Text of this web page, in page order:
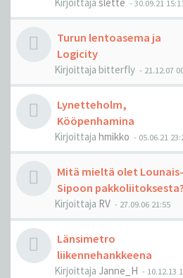
-30.09.21 15:11
Turun lentoasema ja
Logicity
Kirjoittaja bitterfly - 21.12.07
Lynetteholm,
Kööpenhamina
Kirjoittaja hmikko - 05.06.21
Mitä mieltä olet Lounais-
Sipoon pakkoliitoksesta?
Kirjoittaja RV - 27.09.06 21:55
Länsimetro
liikennehankkeena
Kirjoittaja Janne_H - 10.12.13